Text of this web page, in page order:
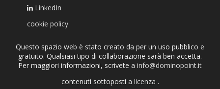
LinkedIn
cookie policy
Questo spazio web è stato creato da per un uso pubblico e
gratuito. Qualsiasi tipo di collaborazione sarà ben accetta.
Per maggiori informazioni, scrivete a info@dominopoint.it
contenuti sottoposti a licenza .